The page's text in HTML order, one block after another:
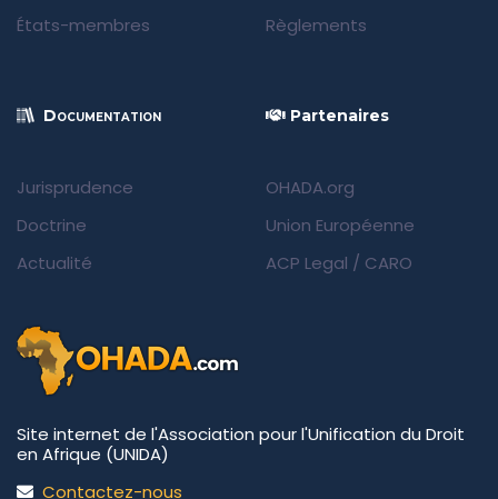
États-membres
Règlements
Documentation
Jurisprudence
Doctrine
Actualité
Partenaires
OHADA.org
Union Européenne
ACP Legal / CARO
Site internet de l'Association pour l'Unification du Droit
en Afrique (UNIDA)
Contactez-nous